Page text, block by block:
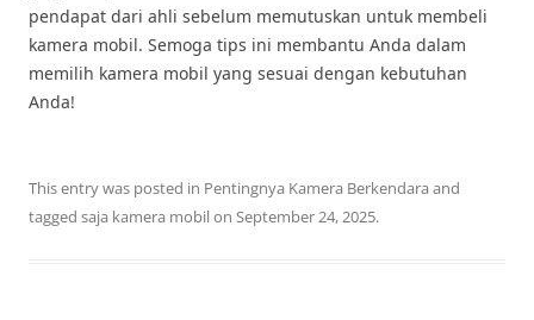
pendapat dari ahli sebelum memutuskan untuk membeli
kamera mobil. Semoga tips ini membantu Anda dalam
memilih kamera mobil yang sesuai dengan kebutuhan
Anda!
This entry was posted in Pentingnya Kamera Berkendara and
tagged saja kamera mobilon September 24, 2025.